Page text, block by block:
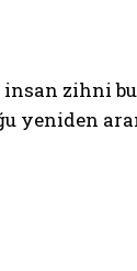
insan zihni
yeniden